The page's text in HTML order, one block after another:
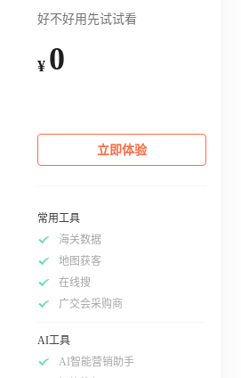
好不好用先试试看
¥ 0
立即体验
常用工具
海关数据
地图获客
在线搜
广交会采购商
AI工具
AI智能营销助手